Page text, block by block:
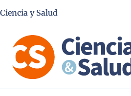
Ciencia y Salud